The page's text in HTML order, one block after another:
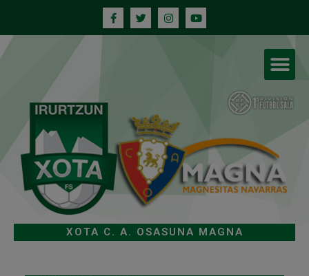
XOTA C. A. OSASUNA MAGNA